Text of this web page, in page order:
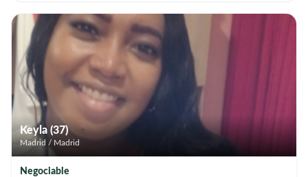
agradables. Además, tengo experiencia en el cuidado de niños y
adultos, brindando atención, compañía y apoyo en sus
necesidades diarias. Me caracterizo por ser paciente, cariñosa y
comprometida con el bienestar de las personas a mi cargo. Soy
puntual, de confianza y me gusta realizar mi trabajo con
responsabilidad para que las familias se sientan tranquilas y
cómodas. Estoy disponible para trabajar de forma puntual o
regular, según lo que necesiten. Si buscas a alguien responsable,
con experiencia y vocación de servicio, no dudes en
contactarme. ¡Estaré encantada de ayudarte!
Keyla (37)
Madrid / Madrid
Negociable